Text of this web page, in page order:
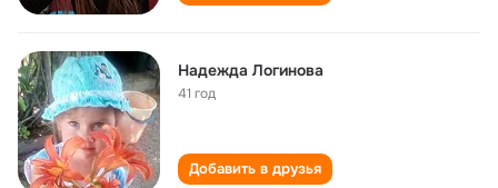
Надежда Логинова
41 год
Добавить в друзья